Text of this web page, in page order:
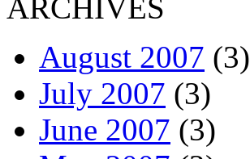
ARCHIVES
August 2007 (3)
July 2007 (3)
June 2007 (3)